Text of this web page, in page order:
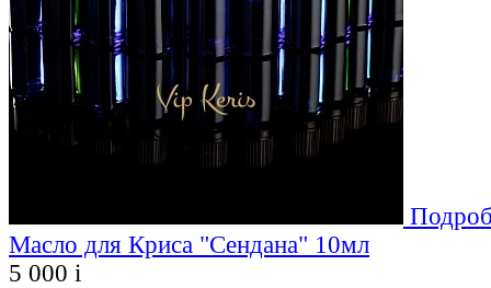
Масло для Криса "Сендана" 10мл
5 000 i